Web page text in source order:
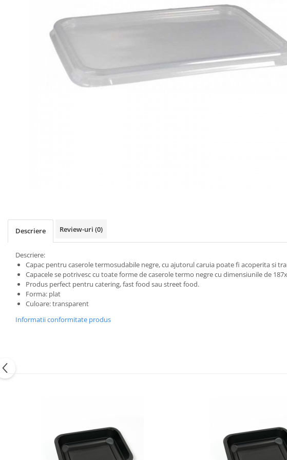
Descriere Review-uri (0)
Descriere:
Capac pentru caserole termosudabile negre, cu ajutorul caruia poate fi acoperita si
Capacele se potrivesc cu toate forme de caserole termo negre cu dimensiunile de
Produs perfect pentru catering, fast food sau street food.
Forma: plat
Culoare: transparent
Informatii conformitate produs